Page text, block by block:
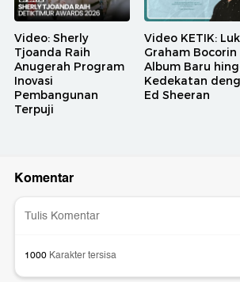
Video: Sherly
Tjoanda Raih
Anugerah Program
Inovasi
Pembangunan
Terpuji
Video KETIK:
Graham Bocorin
Album Baru
Kedekatan
Ed Sheeran